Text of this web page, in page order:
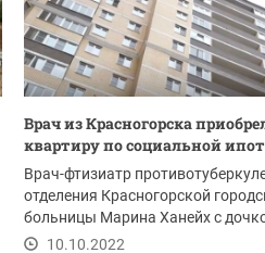
Врач из Красногорска
квартиру по социальной
Врач-фтизиатр
отделения Красногорской
больницы Марина Ханейх с
переехала в...
10.10.2022